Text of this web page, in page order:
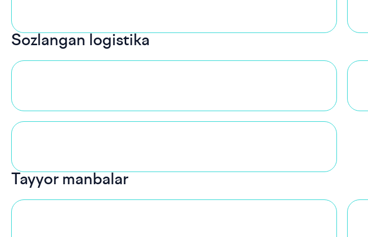
Sozlangan logistika
Tayyor manbalar